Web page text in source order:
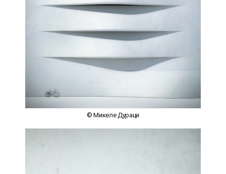
© Микеле Дураци